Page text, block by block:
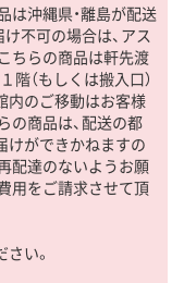
沖縄県・離島が配送
不可の場合は、アス
ちらの商品は軒先渡
（もしくは搬入口）
内のご移動はお客様
の商品は、配送の都
けができかねますの
配達のないようお願
用をご請求させて頂
い。